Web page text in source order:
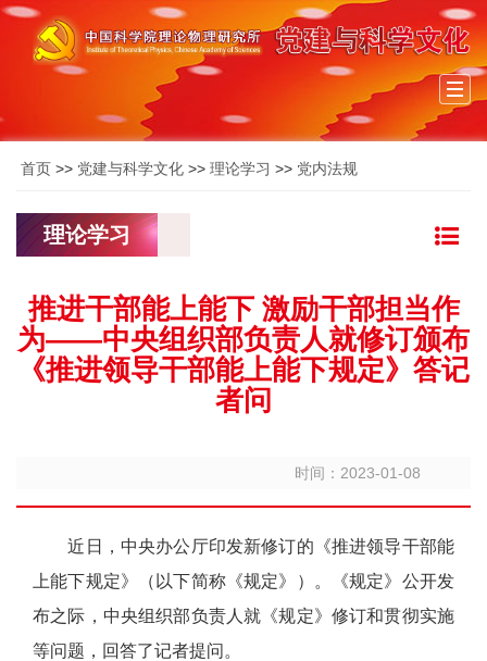
首页 >> 党建与科学文化 >> 理论学习 >> 党内法规
理论学习
推进干部能上能下 激励干部担当作
为——中央组织部负责人就修订颁布
《推进领导干部能上能下规定》答记
者问
时间：2023-01-08
近日，中央办公厅印发新修订的《推进领导干部能
上能下规定》（以下简称《规定》）。《规定》公开发
布之际，中央组织部负责人就《规定》修订和贯彻实施
等问题，回答了记者提问。